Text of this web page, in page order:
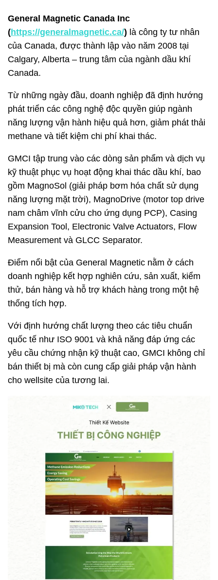
General Magnetic Canada Inc
(https://generalmagnetic.ca/) là công ty tư nhân
của Canada, được thành lập vào năm 2008 tại
Calgary, Alberta – trung tâm của ngành dầu khí
Canada.
Từ những ngày đầu, doanh nghiệp đã định hướng
phát triển các công nghệ độc quyền giúp ngành
năng lượng vận hành hiệu quả hơn, giảm phát thải
methane và tiết kiệm chi phí khai thác.
GMCI tập trung vào các dòng sản phẩm và dịch vụ
kỹ thuật phục vụ hoạt động khai thác dầu khí, bao
gồm MagnoSol (giải pháp bơm hóa chất sử dụng
năng lượng mặt trời), MagnoDrive (motor top drive
nam châm vĩnh cửu cho ứng dụng PCP), Casing
Expansion Tool, Electronic Valve Actuators, Flow
Measurement và GLCC Separator.
Điểm nổi bật của General Magnetic nằm ở cách
doanh nghiệp kết hợp nghiên cứu, sản xuất, kiểm
thử, bán hàng và hỗ trợ khách hàng trong một hệ
thống tích hợp.
Với định hướng chất lượng theo các tiêu chuẩn
quốc tế như ISO 9001 và khả năng đáp ứng các
yêu cầu chứng nhận kỹ thuật cao, GMCI không chỉ
bán thiết bị mà còn cung cấp giải pháp vận hành
cho wellsite của tương lai.